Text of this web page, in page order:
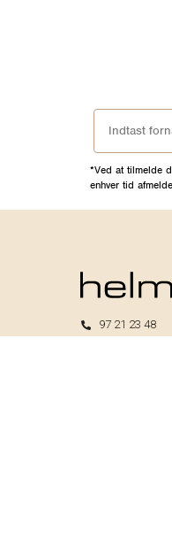
*Ved at tilmelde
enhver tid
97 21 23 48